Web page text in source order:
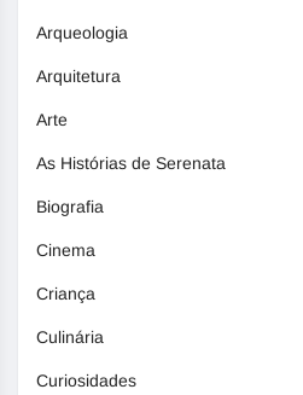
Arqueologia
Arquitetura
Arte
As Histórias de Serenata
Biografia
Cinema
Criança
Culinária
Curiosidades